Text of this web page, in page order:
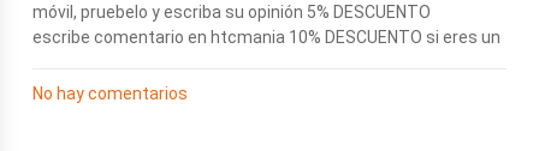
móvil, pruebelo y escriba su opinión 5% DESCUENTO
escribe comentario en htcmania 10% DESCUENTO si eres un
No hay comentarios